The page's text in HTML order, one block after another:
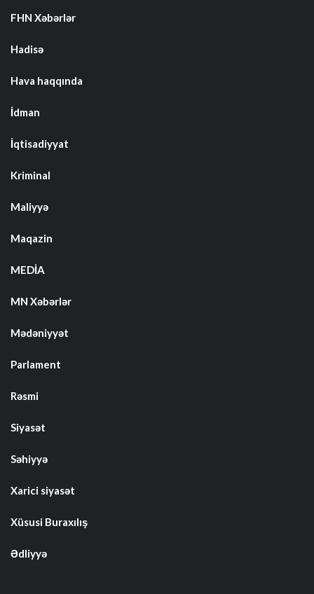
FHN Xəbərlər
Hadisə
Hava haqqında
İdman
İqtisadiyyat
Kriminal
Maliyyə
Maqazin
MEDİA
MN Xəbərlər
Mədəniyyət
Parlament
Rəsmi
Siyasət
Səhiyyə
Xarici siyasət
Xüsusi Buraxılış
Ədliyyə